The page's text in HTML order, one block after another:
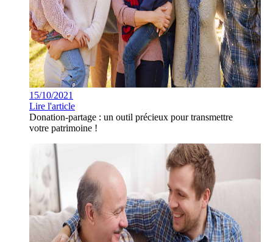
15/10/2021
Lire l'article
Donation-partage : un outil précieux pour transmettre
votre patrimoine !